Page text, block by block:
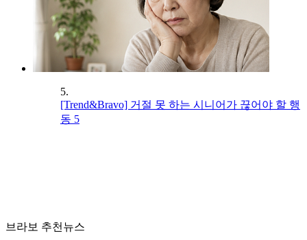
5.
[Trend&Bravo] 거절 못 하는 시니어가 끊어야 할 행
동 5
브라보 추천뉴스